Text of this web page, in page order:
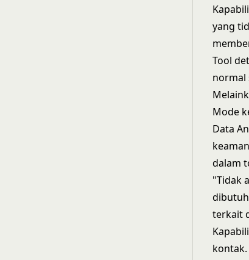
yang
Tool
normal
Mode
Data
dalam
"Tidak
terkait